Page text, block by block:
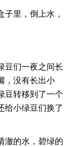
里，倒上水，
们一夜之间长
，没有长出小
豆转移到了一个
给小绿豆们换了
的水，碧绿的